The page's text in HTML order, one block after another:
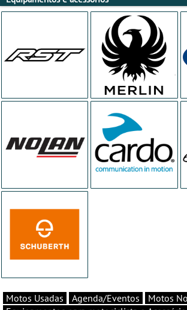
Motos Usadas Agenda/Eventos
Motos